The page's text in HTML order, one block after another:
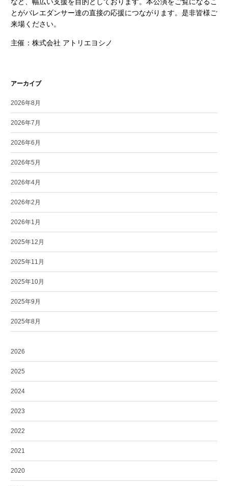
とがバレエダンサー達の直接の応援につながります。是非皆様ご
来場ください。
主催：株式会社 アトリエヨシノ
アーカイブ
2026年8月
2026年7月
2026年6月
2026年5月
2026年4月
2026年2月
2026年1月
2025年12月
2025年11月
2025年10月
2025年9月
2025年8月
2026
2025
2024
2023
2022
2021
2020